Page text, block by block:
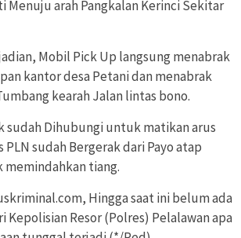
Menuju arah Pangkalan Kerinci Sekitar
Mobil Pick Up langsung menabrak
kantor desa Petani dan menabrak
kearah Jalan lintas bono.
sudah Dihubungi untuk matikan arus
sudah Bergerak dari Payo atap
tiang.
Hingga saat ini belum ada
Kepolisian Resor (Polres) Pelalawan apa